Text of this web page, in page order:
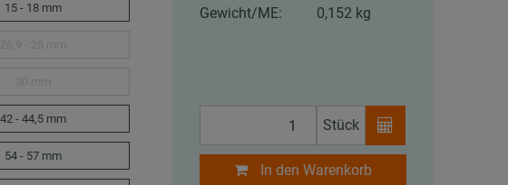
15 - 18 mm
42 - 44,5 mm
54 - 57 mm
Gewicht/ME:
0,152 kg
Stück
In den Warenkorb